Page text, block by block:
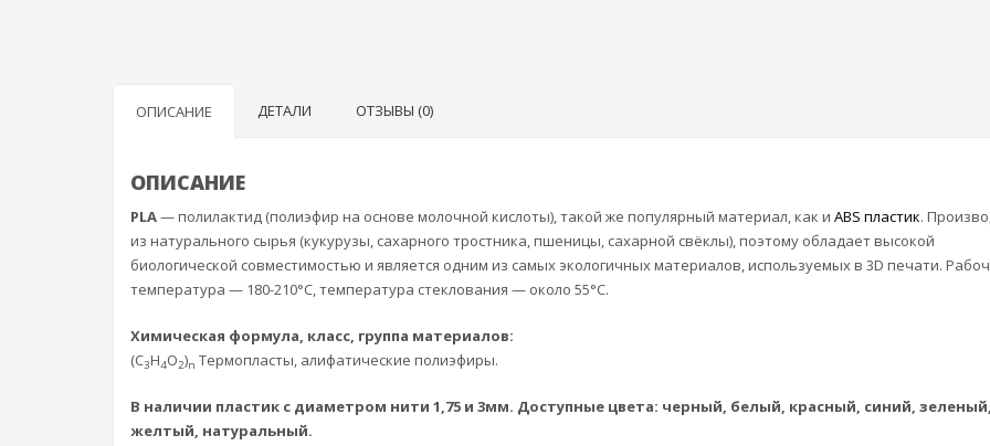
ОПИСАНИЕ ДЕТАЛИ ОТЗЫВЫ (0)
ОПИСАНИЕ
PLA— полилактид (полиэфир на основе молочной кислоты), такой же популярный материал, как и ABS пластик.
из натурального сырья (кукурузы, сахарного тростника, пшеницы, сахарной свёклы), поэтому обладает высокой
биологической совместимостью и является одним из самых экологичных материалов, используемых в 3D печати.
температура — 180-210°C, температура стеклования — около 55°C.
Химическая формула, класс, группа материалов:
(C3H4O2)n Термопласты, алифатические полиэфиры.
В наличии пластик с диаметром нити 1,75 и 3мм. Доступные цвета: черный, белый, красный, синий,
желтый, натуральный.